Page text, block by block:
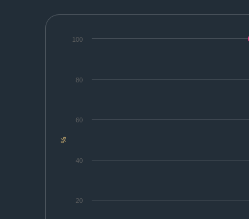
%
20
40
60
80
100